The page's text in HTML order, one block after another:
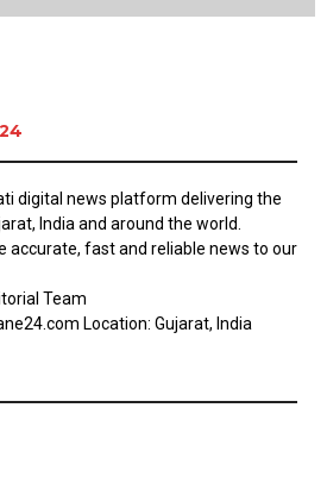
digital news platform delivering the
India and around the world.
accurate, fast and reliable news to our
Team
Location: Gujarat, India